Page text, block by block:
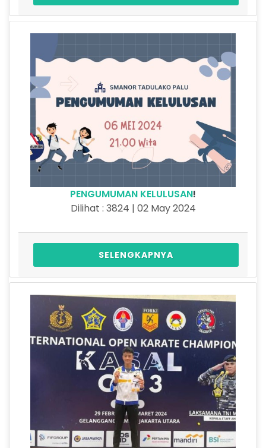
PENGUMUMAN KELULUSAN!
Dilihat : 3824 | 02 May 2024
SELENGKAPNYA